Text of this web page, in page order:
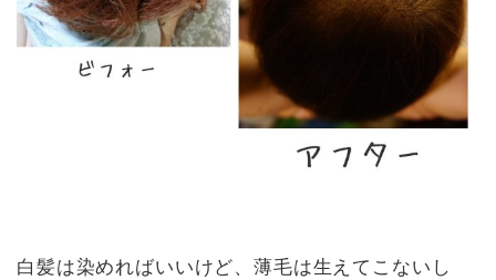
白髪は染めればいいけど、薄毛は生えてこないし